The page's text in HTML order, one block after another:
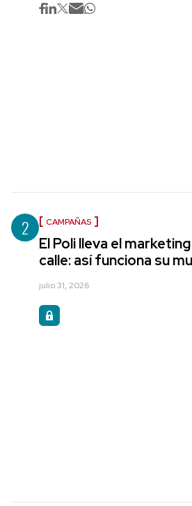
2 CAMPAÑAS
El Poli lleva el
calle: así funciona su
julio 31, 2026